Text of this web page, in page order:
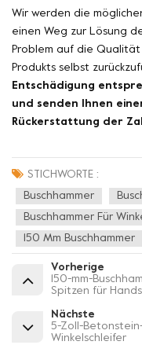
Wir werden die
einen Weg zur Lösung
Problem auf die Qualität
Produkts selbst
Entschädigung
und senden Ihnen
Rückerstattung der
STICHWORTE :
Buschhammer
Buschhammer Für
150 Mm Buschhammer
Vorherige
150-mm-
Spitzen für
Nächste
5-Zoll-
Winkelschleifer